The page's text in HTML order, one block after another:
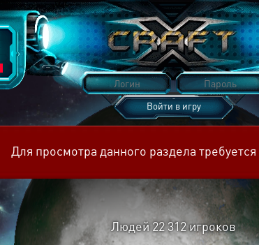
Войти в игру
Для просмотра данного раздела
Людей 22 312игроков